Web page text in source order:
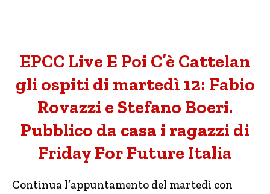
EPCC Live E Poi C’è Cattelan
gli ospiti di martedì 12: Fabio
Rovazzi e Stefano Boeri.
Pubblico da casa i ragazzi di
Friday For Future Italia
Continua l’appuntamento del martedì con